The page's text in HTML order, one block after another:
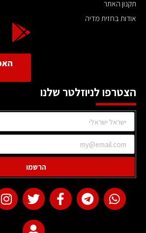
תקנון האתר
אודות בחזית מדיה
הצטרפו לניוזלטר שלנו
הרשמו